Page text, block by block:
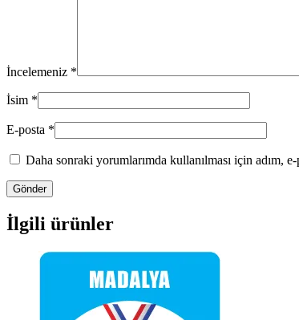
İncelemeniz *
İsim *
E-posta *
Daha sonraki yorumlarımda kullanılması için adım,
İlgili ürünler